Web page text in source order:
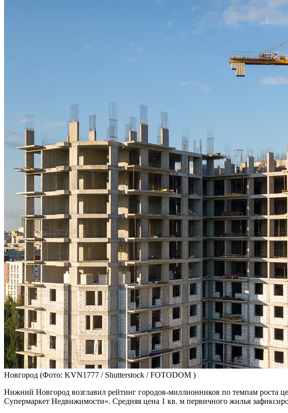
Новгород (Фото: KVN1777 / Shutterstock / FOTODOM )
Нижний Новгород возглавил рейтинг городов-миллионников по темпам роста
Супермаркет Недвижимости». Средняя цена 1 кв. м первичного жилья